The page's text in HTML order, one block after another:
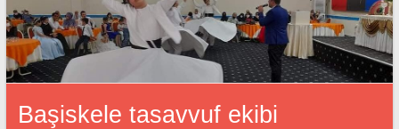
Başiskele tasavvuf ekibi